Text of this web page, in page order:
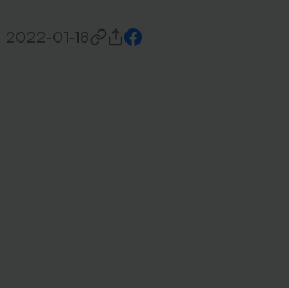
2022-01-18